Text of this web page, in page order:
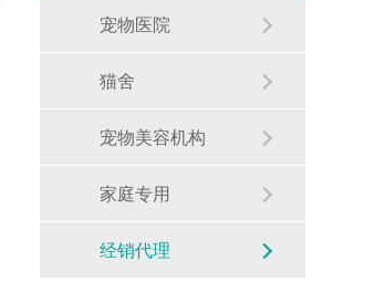
宠物医院
猫舍
宠物美容机构
家庭专用
经销代理